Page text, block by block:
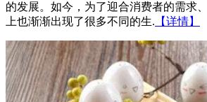
的发展。如今，为了迎合消费者的需求
上也渐渐出现了很多不同的生. 【详情】